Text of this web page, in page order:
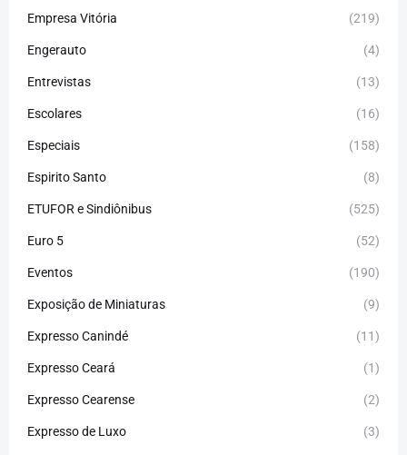
Empresa Vitória (219)
Engerauto (4)
Entrevistas (13)
Escolares (16)
Especiais (158)
Espirito Santo (8)
ETUFOR e Sindiônibus (525)
Euro 5 (52)
Eventos (190)
Exposição de Miniaturas (9)
Expresso Canindé (11)
Expresso Ceará (1)
Expresso Cearense (2)
Expresso de Luxo (3)